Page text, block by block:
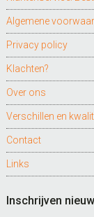
Algemene
Privacy policy
Klachten?
Over ons
Verschillen en
Contact
Links
Inschrijven